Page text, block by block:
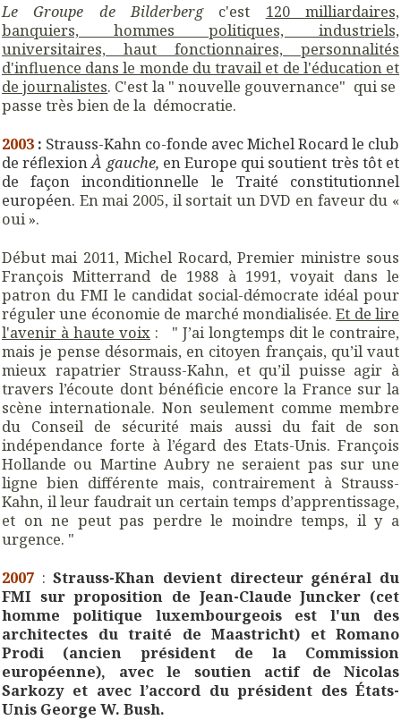
Le Groupe de Bilderbergc'est 120 milliardaires,
banquiers, hommes politiques, industriels,
universitaires, haut fonctionnaires, personnalités
d'influence dans le monde du travail et de l'éducation et
de journalistes. C'est la " nouvelle gouvernance" qui se
passe très bien de la démocratie.
2003 : Strauss-Kahn co-fonde avec Michel Rocard le club
de réflexionÀ gauche, en Europe qui soutient très tôt et
de façon inconditionnelle le Traité constitutionnel
européen. En mai 2005, il sortait un DVD en faveur du «
oui ».
Début mai 2011, Michel Rocard, Premier ministre sous
François Mitterrand de 1988 à 1991, voyait dans le
patron du FMI le candidat social-démocrate idéal pour
réguler une économie de marché mondialisée.Et de lire
l'avenir à haute voix : " J’ai longtemps dit le contraire,
mais je pense désormais, en citoyen français, qu’il vaut
mieux rapatrier Strauss-Kahn, et qu’il puisse agir à
travers l’écoute dont bénéficie encore la France sur la
scène internationale. Non seulement comme membre
du Conseil de sécurité mais aussi du fait de son
indépendance forte à l’égard des Etats-Unis. François
Hollande ou Martine Aubry ne seraient pas sur une
ligne bien différente mais, contrairement à Strauss-
Kahn, il leur faudrait un certain temps d’apprentissage,
et on ne peut pas perdre le moindre temps, il y a
urgence. "
2007 :Strauss-Khan devient directeur général du
FMI sur proposition de Jean-Claude Juncker (cet
homme politique luxembourgeois est l'un des
architectes du traité de Maastricht) et Romano
Prodi (ancien président de la Commission
européenne), avec le soutien actif de Nicolas
Sarkozy et avec l’accord du président des États-
Unis George W. Bush.